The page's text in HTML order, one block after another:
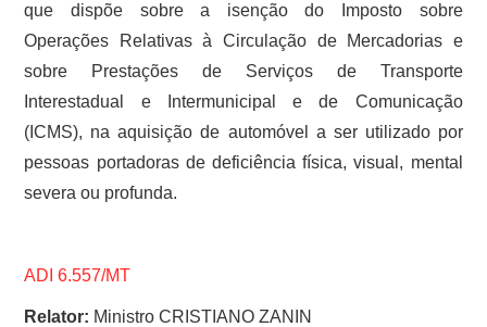
que dispõe sobre a isenção do Imposto sobre
Operações Relativas à Circulação de Mercadorias e
sobre Prestações de Serviços de Transporte
Interestadual e Intermunicipal e de Comunicação
(ICMS), na aquisição de automóvel a ser utilizado por
pessoas portadoras de deficiência física, visual, mental
severa ou profunda.
ADI 6.557/MT
Relator: Ministro CRISTIANO ZANIN